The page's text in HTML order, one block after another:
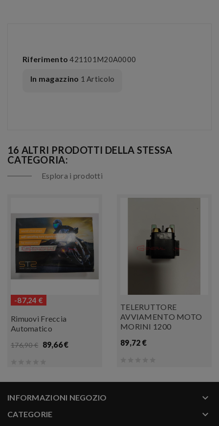
Riferimento 421101M20A0000
In magazzino 1 Articolo
16 ALTRI PRODOTTI DELLA STESSA
CATEGORIA:
Esplora i prodotti
-87,24 €
Rimuovi Freccia
Automatico
176,90 € 89,66 €
TELERUTTORE
AVVIAMENTO MOTO
MORINI 1200
89,72 €
INFORMAZIONI NEGOZIO keyboard_arrow_down
CATEGORIE keyboard_arrow_down